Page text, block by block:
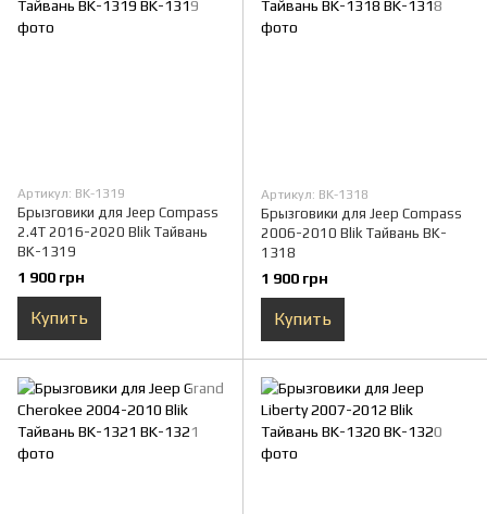
Артикул: BK-1319
Брызговики для Jeep Compass
2.4T 2016-2020 Blik Тайвань
BK-1319
1 900 грн
Купить
Артикул: BK-1318
Брызговики для Jeep Compass
2006-2010 Blik Тайвань BK-
1318
1 900 грн
Купить